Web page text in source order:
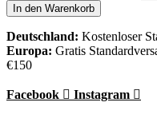
In den Warenkorb
Deutschland: Kostenloser
Europa: Gratis
€150
Facebook Instagram